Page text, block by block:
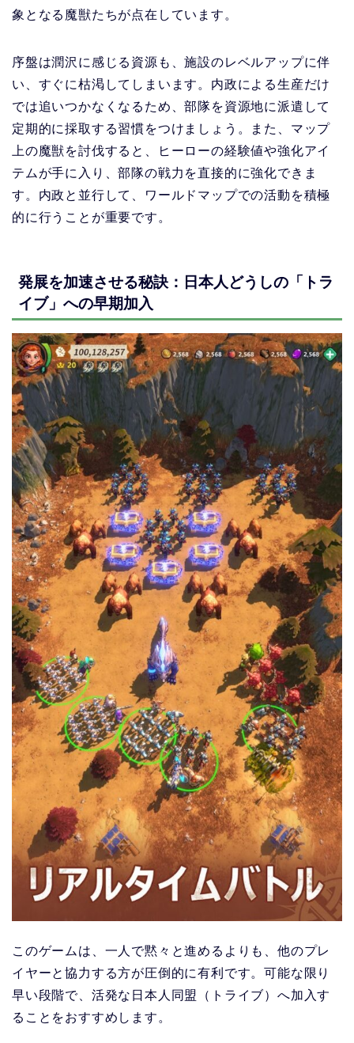
象となる魔獣たちが点在しています。
序盤は潤沢に感じる資源も、施設のレベルアップに伴
い、すぐに枯渇してしまいます。内政による生産だけ
では追いつかなくなるため、部隊を資源地に派遣して
定期的に採取する習慣をつけましょう。また、マップ
上の魔獣を討伐すると、ヒーローの経験値や強化アイ
テムが手に入り、部隊の戦力を直接的に強化できま
す。内政と並行して、ワールドマップでの活動を積極
的に行うことが重要です。
発展を加速させる秘訣：日本人どうしの「トラ
イブ」への早期加入
このゲームは、一人で黙々と進めるよりも、他のプレ
イヤーと協力する方が圧倒的に有利です。可能な限り
早い段階で、活発な日本人同盟（トライブ）へ加入す
ることをおすすめします。